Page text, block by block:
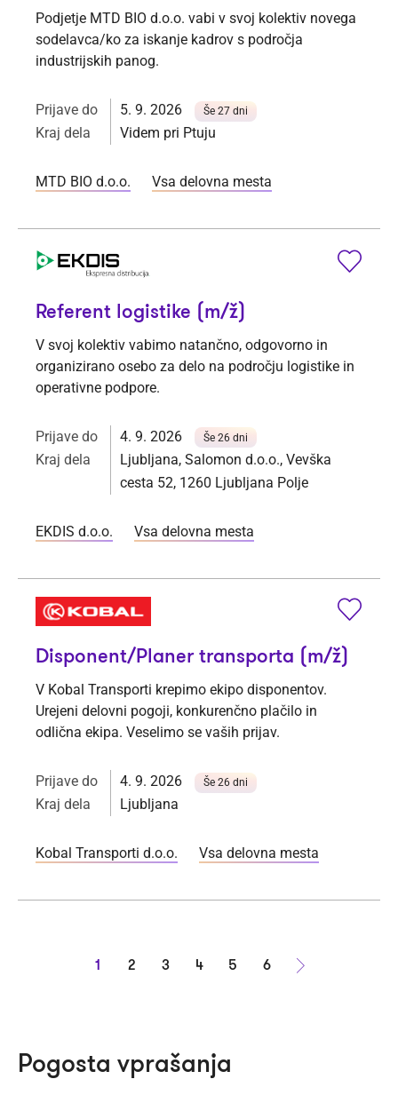
Podjetje MTD BIO d.o.o. vabi v svoj kolektiv novega
sodelavca/ko za iskanje kadrov s področja
industrijskih panog.
Prijave do 5. 9. 2026 Še 27 dni
Kraj dela Videm pri Ptuju
MTD BIO d.o.o. Vsa delovna mesta
Referent logistike (m/ž)
V svoj kolektiv vabimo natančno, odgovorno in
organizirano osebo za delo na področju logistike in
operativne podpore.
Prijave do 4. 9. 2026 Še 26 dni
Kraj dela
Ljubljana, Salomon d.o.o., Vevška
cesta 52, 1260 Ljubljana Polje
EKDIS d.o.o. Vsa delovna mesta
Disponent/Planer transporta (m/ž)
V Kobal Transporti krepimo ekipo disponentov.
Urejeni delovni pogoji, konkurenčno plačilo in
odlična ekipa. Veselimo se vaših prijav.
Prijave do 4. 9. 2026 Še 26 dni
Kraj dela Ljubljana
Kobal Transporti d.o.o. Vsa delovna mesta
1 2 3 4 5
6
Pogosta vprašanja